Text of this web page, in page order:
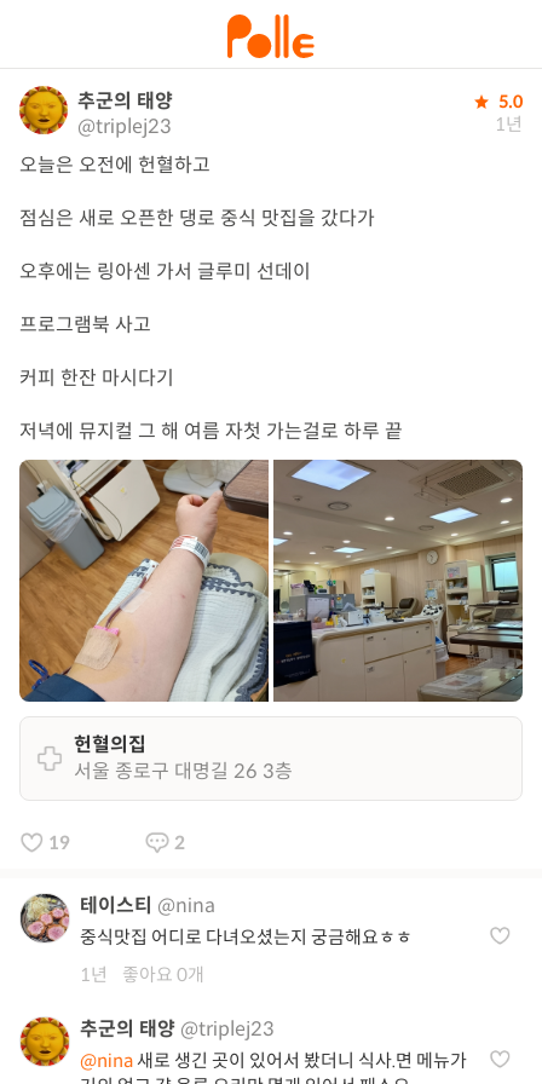
추군의 태양
@triplej23
5.0
1년
오늘은 오전에 헌혈하고
점심은 새로 오픈한 댕로 중식 맛집을 갔다가
오후에는 링아센 가서 글루미 선데이
프로그램북 사고
커피 한잔 마시다기
저녁에 뮤지컬 그 해 여름 자첫 가는걸로 하루 끝
헌혈의집
서울 종로구 대명길 26 3층
19 2
테이스티 @nina
중식맛집 어디로 다녀오셨는지 궁금해요ㅎㅎ
1년
좋아요 0개
추군의 태양 @triplej23
@nina새로 생긴 곳이 있어서 봤더니 식사.면 메뉴가